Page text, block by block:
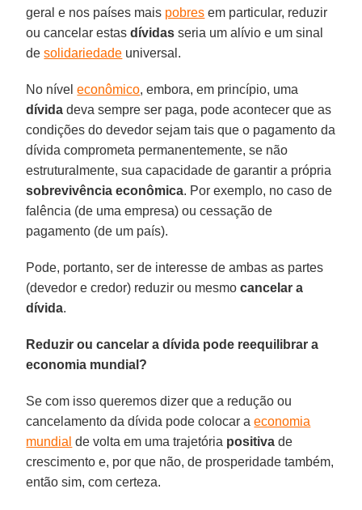
geral e nos países mais pobres em particular, reduzir
ou cancelar estasdívidas seria um alívio e um sinal
desolidariedade universal.
No níveleconômico, embora, em princípio, uma
dívida deva sempre ser paga, pode acontecer que as
condições do devedor sejam tais que o pagamento da
dívida comprometa permanentemente, se não
estruturalmente, sua capacidade de garantir a própria
sobrevivência econômica. Por exemplo, no caso de
falência (de uma empresa) ou cessação de
pagamento (de um país).
Pode, portanto, ser de interesse de ambas as partes
(devedor e credor) reduzir ou mesmocancelar a
dívida.
Reduzir ou cancelar a dívida pode reequilibrar a
economia mundial?
Se com isso queremos dizer que a redução ou
cancelamento da dívida pode colocar aeconomia
mundial de volta em uma trajetória positiva de
crescimento e, por que não, de prosperidade também,
então sim, com certeza.